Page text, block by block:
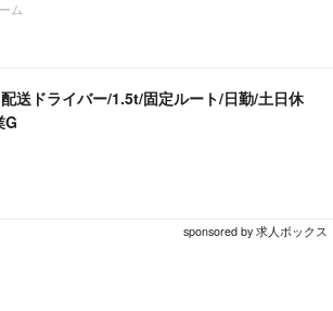
ム
送ドライバー/1.5t/固定ルート/日勤/土日休
G
sponsored by 求人ボックス